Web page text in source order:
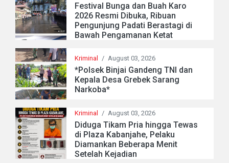
Festival Bunga dan Buah Karo
2026 Resmi Dibuka, Ribuan
Pengunjung Padati Berastagi di
Bawah Pengamanan Ketat
Kriminal / August 03, 2026
*Polsek Binjai Gandeng TNI dan
Kepala Desa Grebek Sarang
Narkoba*
Kriminal / August 03, 2026
Diduga Tikam Pria hingga Tewas
di Plaza Kabanjahe, Pelaku
Diamankan Beberapa Menit
Setelah Kejadian